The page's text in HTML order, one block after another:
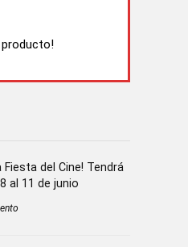
producto!
Fiesta del Cine! Tendrá
al 11 de junio